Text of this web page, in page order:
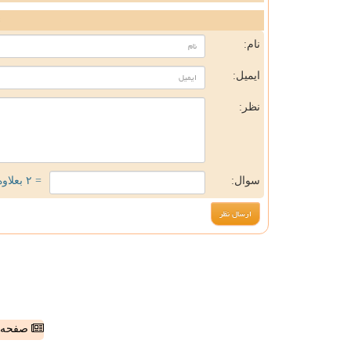
نام:
ایمیل:
نظر:
سوال: = ۲ بعلاوه ۵
صفحه